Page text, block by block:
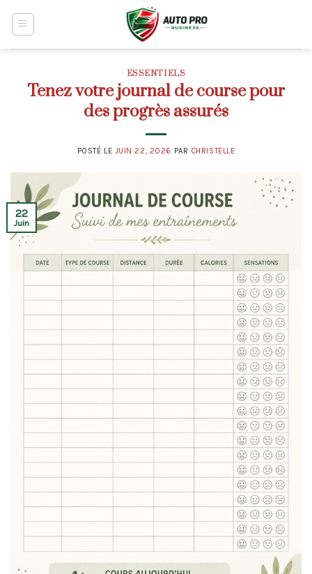
ESSENTIELS
Tenez votre journal de course pour
des progrès assurés
POSTÉ LE JUIN 22, 2026 PAR CHRISTELLE
22
Juin